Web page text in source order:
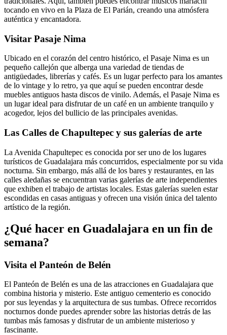
tocando en vivo en la Plaza de El Parián, creando una atmósfera
auténtica y encantadora.
Visitar Pasaje Nima
Ubicado en el corazón del centro histórico, el Pasaje Nima es un
pequeño callejón que alberga una variedad de tiendas de
antigüedades, librerías y cafés. Es un lugar perfecto para los amantes
de lo vintage y lo retro, ya que aquí se pueden encontrar desde
muebles antiguos hasta discos de vinilo. Además, el Pasaje Nima es
un lugar ideal para disfrutar de un café en un ambiente tranquilo y
acogedor, lejos del bullicio de las principales avenidas.
Las Calles de Chapultepec y sus galerías de arte
La Avenida Chapultepec es conocida por ser uno de los lugares
turísticos de Guadalajara más concurridos, especialmente por su vida
nocturna. Sin embargo, más allá de los bares y restaurantes, en las
calles aledañas se encuentran varias galerías de arte independientes
que exhiben el trabajo de artistas locales. Estas galerías suelen estar
escondidas en casas antiguas y ofrecen una visión única del talento
artístico de la región.
¿Qué hacer en Guadalajara en un fin de
semana?
Visita el Panteón de Belén
El Panteón de Belén es una de las atracciones en Guadalajara que
combina historia y misterio. Este antiguo cementerio es conocido
por sus leyendas y la arquitectura de sus tumbas. Ofrece recorridos
nocturnos donde puedes aprender sobre las historias detrás de las
tumbas más famosas y disfrutar de un ambiente misterioso y
fascinante.